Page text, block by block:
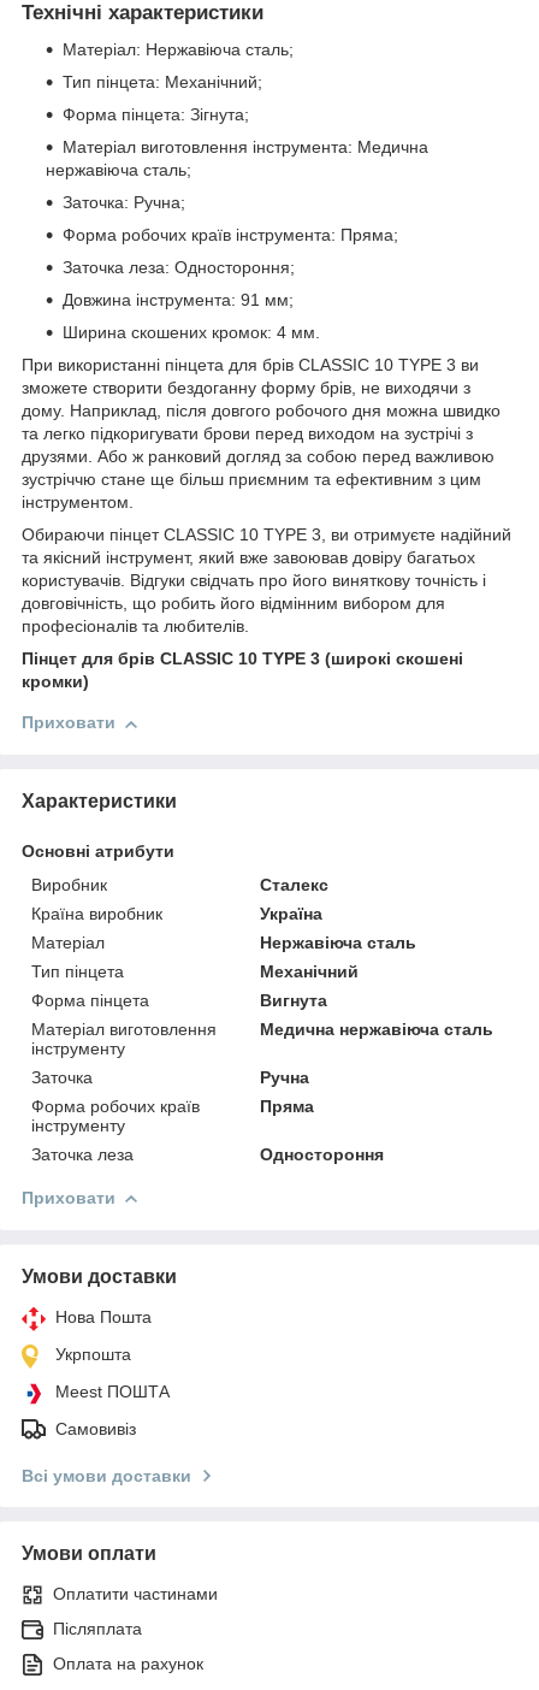
Технічні характеристики
Матеріал: Нержавіюча сталь;
Тип пінцета: Механічний;
Форма пінцета: Зігнута;
Матеріал виготовлення інструмента: Медична
нержавіюча сталь;
Заточка: Ручна;
Форма робочих країв інструмента: Пряма;
Заточка леза: Одностороння;
Довжина інструмента: 91 мм;
Ширина скошених кромок: 4 мм.
При використанні пінцета для брів CLASSIC 10 TYPE 3 ви
зможете створити бездоганну форму брів, не виходячи з
дому. Наприклад, після довгого робочого дня можна швидко
та легко підкоригувати брови перед виходом на зустрічі з
друзями. Або ж ранковий догляд за собою перед важливою
зустріччю стане ще більш приємним та ефективним з цим
інструментом.
Обираючи пінцет CLASSIC 10 TYPE 3, ви отримуєте надійний
та якісний інструмент, який вже завоював довіру багатьох
користувачів. Відгуки свідчать про його виняткову точність і
довговічність, що робить його відмінним вибором для
професіоналів та любителів.
Пінцет для брів CLASSIC 10 TYPE 3 (широкі скошені
кромки)
Приховати
Характеристики
Основні атрибути
Виробник
Сталекс
Країна виробник
Україна
Матеріал
Нержавіюча сталь
Тип пінцета
Механічний
Форма пінцета
Вигнута
Матеріал виготовлення
інструменту
Медична нержавіюча сталь
Заточка
Ручна
Форма робочих країв
інструменту
Пряма
Заточка леза Одностороння
Приховати
Умови доставки
Нова Пошта
Укрпошта
Meest ПОШТА
Самовивіз
Всі умови доставки
Умови оплати
Оплатити частинами
Післяплата
Оплата на рахунок